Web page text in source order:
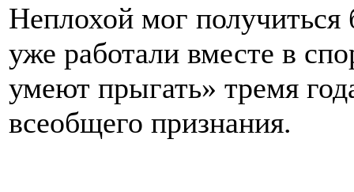
Неплохой мог
уже работали вместе в
умеют прыгать» тремя
всеобщего признания.